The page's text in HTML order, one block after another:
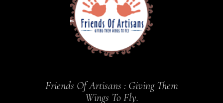
Friends Of Artisans : Giving Them
Wings To Fly.